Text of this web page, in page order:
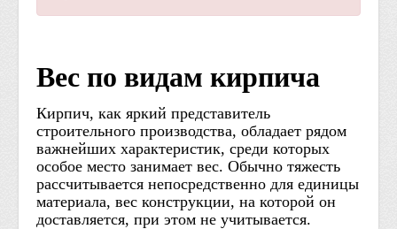
Вес по видам кирпича
Кирпич, как яркий представитель
строительного производства, обладает рядом
важнейших характеристик, среди которых
особое место занимает вес. Обычно тяжесть
рассчитывается непосредственно для единицы
материала, вес конструкции, на которой он
доставляется, при этом не учитывается.